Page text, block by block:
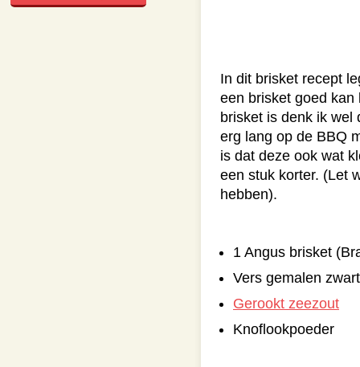
In dit brisket recept
een brisket goed
brisket is denk ik wel
erg lang op de BBQ
is dat deze ook wat
een stuk korter. (Let
hebben).
1 Angus brisket
Vers gemalen
Gerookt zeezout
Knoflookpoeder